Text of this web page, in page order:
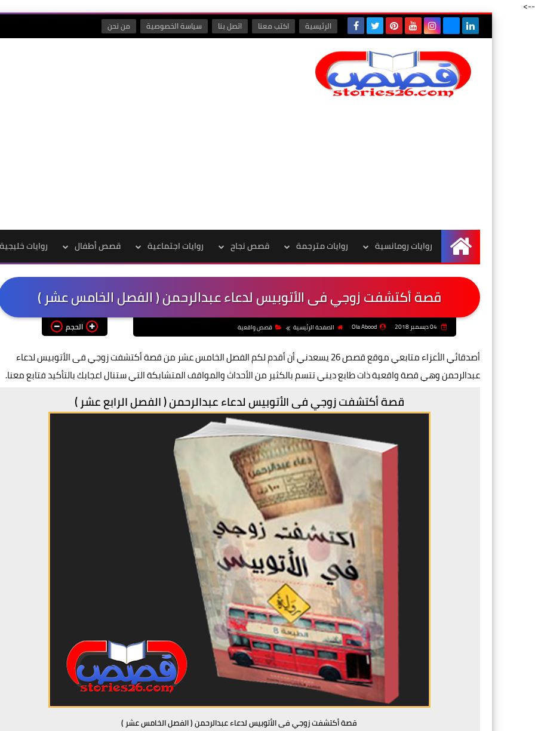
-->
الرئيسية اكتب معنا اتصل بنا سياسة الخصوصية من نحن
الرئيسية
روايات رومانسية روايات مترجمة قصص نجاح روايات اجتماعية قصص أطفال روايات خليجية
قصة أكتشفت زوجي فى الأتوبيس لدعاء عبدالرحمن ( الفصل الخامس عشر )
04 ديسمبر 2018 Ola Abood الصفحة الرئيسية قصص واقعية الحجم
أصدقائي الأعزاء متابعي موقع قصص 26 يسعدني أن أقدم لكم الفصل الخامس عشر من قصة أكتشفت زوجي فى الأتوبيس لدعاء
عبدالرحمن وهي قصة واقعية ذات طابع ديني تتسم بالكثير من الأحداث والمواقف المتشابكة التي ستنال اعجابك بالتأكيد فتابع معنا.
قصة أكتشفت زوجي فى الأتوبيس لدعاء عبدالرحمن ( الفصل الرابع عشر )
قصة أكتشفت زوجي فى الأتوبيس لدعاء عبدالرحمن ( الفصل الخامس عشر )